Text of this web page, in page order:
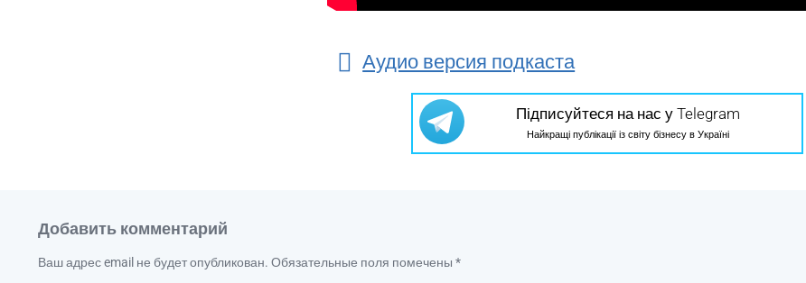
Аудио версия подкаста
Підписуйтеся на нас у Telegram
Найкращі публікації із світу бізнесу в Україні
Добавить комментарий
Ваш адрес email не будет опубликован. Обязательные поля помечены *